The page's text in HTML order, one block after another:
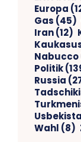
Europa
Gas (45)
Iran(12)
Nabucco
Politik
Russia
Wahl (8)